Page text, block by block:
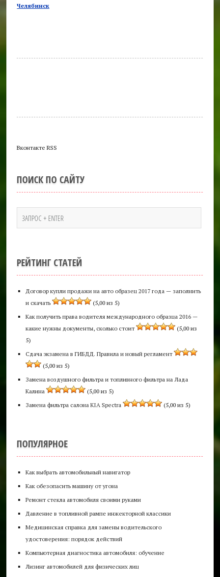
Челябинск
Вконтакте RSS
ПОИСК ПО САЙТУ
РЕЙТИНГ СТАТЕЙ
Договор купли продажи на авто образец 2017 года — заполнить
и скачать
(5,00 из 5)
Как получить права водителя международного образца 2016 —
какие нужны документы, сколько стоит
(5,00 из
5)
Сдача экзамена в ГИБДД. Правила и новый регламент
(5,00 из 5)
Замена воздушного фильтра и топливного фильтра на Лада
Калина
(5,00 из 5)
Замена фильтра салона KIA Spectra
(5,00 из 5)
ПОПУЛЯРНОЕ
Как выбрать автомобильный навигатор
Как обезопасить машину от угона
Ремонт стекла автомобиля своими руками
Давление в топливной рампе инжекторной классики
Медицинская справка для замены водительского
удостоверения: порядок действий
Компьютерная диагностика автомобиля: обучение
Лизинг автомобилей для физических лиц